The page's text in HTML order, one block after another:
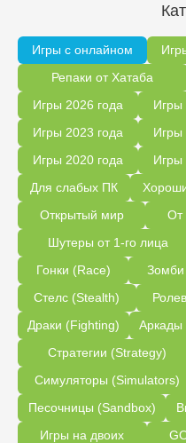
Игры с онлайном
Репаки от Хатаба
Игры 2026 года
Игры
Игры 2023 года
Игры
Игры 2020 года
Игры
Для слабых ПК
Открытый мир
От
Шутеры от 1-го лица
Гонки (Race)
Зомби
Стелс (Stealth)
Драки (Fighting)
Аркады
Стратегии (Strategy)
Симуляторы (Simulators)
Песочницы (Sandbox)
Игры на двоих